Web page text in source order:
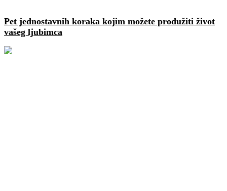
Pet jednostavnih koraka kojim možete produžiti život
vašeg ljubimca